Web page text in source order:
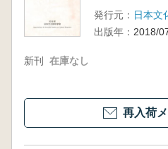
発行元： 日本文
出版年： 2018/
新刊 在庫なし
再入荷